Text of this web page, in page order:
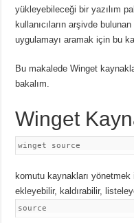
yükleyebileceği bir yazılım
kullanıcıların arşivde
uygulamayı aramak için bu
Bu makalede Winget
bakalım.
Winget
winget source
komutu kaynakları yönetmek
ekleyebilir, kaldırabilir,
source